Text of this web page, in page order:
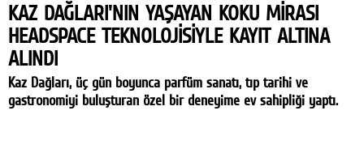
Sağlık
Yazarlar
Künye
KAZ DAĞLARI'NIN YAŞAYAN KOKU MİRASI
HEADSPACE TEKNOLOJİSİYLE KAYIT ALTINA
ALINDI
Kaz Dağları, üç gün boyunca parfüm sanatı, tıp tarihi ve
gastronomiyi buluşturan özel bir deneyime ev sahipliği yaptı.